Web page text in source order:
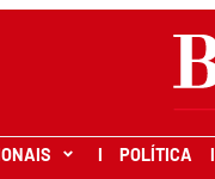
I POLÍTICA